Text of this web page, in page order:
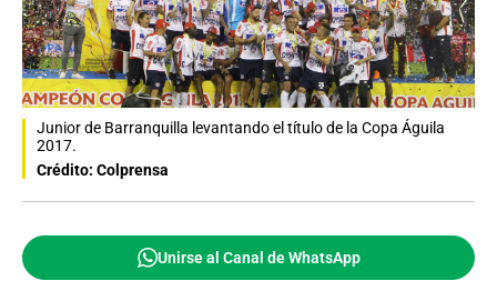
Junior de Barranquilla levantando el título de la Copa Águila
2017.
Crédito: Colprensa
Unirse al Canal de WhatsApp